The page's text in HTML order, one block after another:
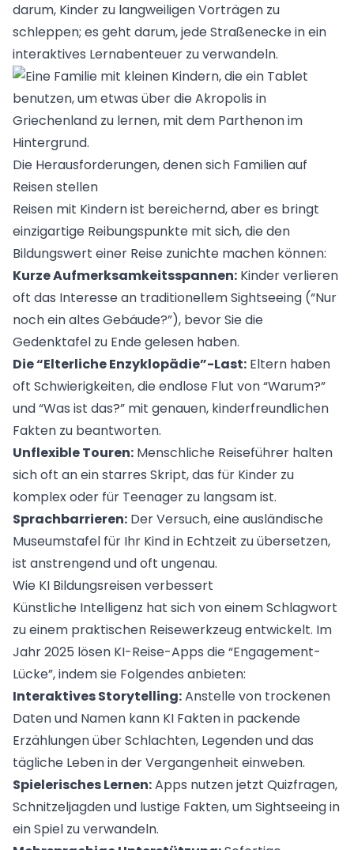
darum, Kinder zu langweiligen Vorträgen zu
schleppen; es geht darum, jede Straßenecke in ein
interaktives Lernabenteuer zu verwandeln.
Die Herausforderungen, denen sich Familien auf
Reisen stellen
Reisen mit Kindern ist bereichernd, aber es bringt
einzigartige Reibungspunkte mit sich, die den
Bildungswert einer Reise zunichte machen können:
Kurze Aufmerksamkeitsspannen: Kinder verlieren
oft das Interesse an traditionellem Sightseeing (“Nur
noch ein altes Gebäude?”), bevor Sie die
Gedenktafel zu Ende gelesen haben.
Die “Elterliche Enzyklopädie”-Last: Eltern haben
oft Schwierigkeiten, die endlose Flut von “Warum?”
und “Was ist das?” mit genauen, kinderfreundlichen
Fakten zu beantworten.
Unflexible Touren: Menschliche Reiseführer halten
sich oft an ein starres Skript, das für Kinder zu
komplex oder für Teenager zu langsam ist.
Sprachbarrieren: Der Versuch, eine ausländische
Museumstafel für Ihr Kind in Echtzeit zu übersetzen,
ist anstrengend und oft ungenau.
Wie KI Bildungsreisen verbessert
Künstliche Intelligenz hat sich von einem Schlagwort
zu einem praktischen Reisewerkzeug entwickelt. Im
Jahr 2025 lösen KI-Reise-Apps die “Engagement-
Lücke”, indem sie Folgendes anbieten:
Interaktives Storytelling:Anstelle von trockenen
Daten und Namen kann KI Fakten in packende
Erzählungen über Schlachten, Legenden und das
tägliche Leben in der Vergangenheit einweben.
Spielerisches Lernen:Apps nutzen jetzt Quizfragen,
Schnitzeljagden und lustige Fakten, um Sightseeing in
ein Spiel zu verwandeln.